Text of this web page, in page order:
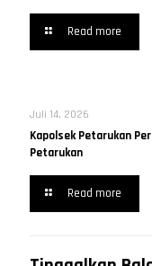
Read more
Juli 14, 2026
Kapolsek Petarukan
Petarukan
Read more